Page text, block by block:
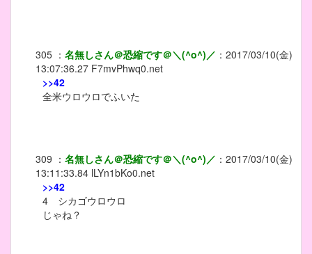
305 ： 名無しさん＠恐縮です＠＼(^o^)／ ： 2017/03/10(金)
13:07:36.27 F7mvPhwq0.net
>>42
全米ウロウロでふいた
309 ： 名無しさん＠恐縮です＠＼(^o^)／ ： 2017/03/10(金)
13:11:33.84 lLYn1bKo0.net
>>42
4 シカゴウロウロ
じゃね？